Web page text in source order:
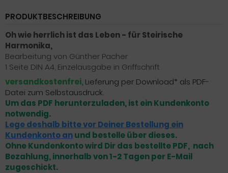
PRODUKTBESCHREIBUNG
Oh wie herrlich ist das Leben - für Steirische
Harmonika,
Bearbeitung von Günther Pacher
1 Seite DIN A4, Einzelausgabe in Griffschrift
versandkostenfrei,Lieferung per Download* als PDF-
Datei zum Selbstausdruck.
Um das PDF herunterzuladen, ist ein Kundenkonto
notwendig.
Lege deshalb bitte vor Deiner Bestellung ein
Kundenkonto anund bestelle über dieses.
Ohne Kundenkonto wird Dir das bestellte PDF, nach
Bezahlung, innerhalb von 1-2 Tagen per E-Mail
zugeschickt.